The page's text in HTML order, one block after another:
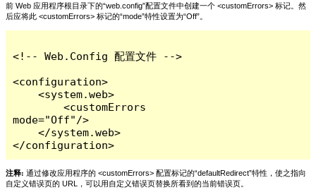
前 Web 应用程序根目录下的“web.config”配置文件中创建一个 <customErrors> 标记。然
后应将此 <customErrors> 标记的“mode”特性设置为“Off”。
<!-- Web.Config 配置文件 -->
<configuration>
    <system.web>
        <customErrors
mode="Off"/>
    </system.web>
</configuration>
注释: 通过修改应用程序的 <customErrors> 配置标记的“defaultRedirect”特性，使之指向
自定义错误页的 URL，可以用自定义错误页替换所看到的当前错误页。